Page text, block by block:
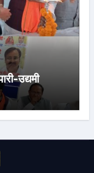
उद्यमी